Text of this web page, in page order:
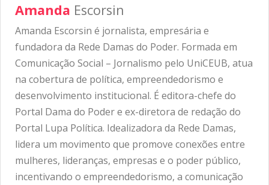
Amanda Escorsin
Amanda Escorsin é jornalista, empresária e
fundadora da Rede Damas do Poder. Formada em
Comunicação Social – Jornalismo pelo UniCEUB, atua
na cobertura de política, empreendedorismo e
desenvolvimento institucional. É editora-chefe do
Portal Dama do Poder e ex-diretora de redação do
Portal Lupa Política. Idealizadora da Rede Damas,
lidera um movimento que promove conexões entre
mulheres, lideranças, empresas e o poder público,
incentivando o empreendedorismo, a comunicação